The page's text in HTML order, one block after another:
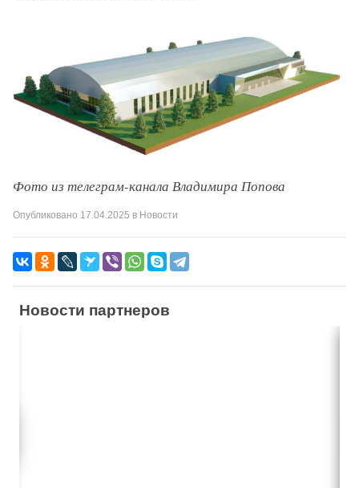
Фото из телеграм-канала Владимира Попова
Опубликовано 17.04.2025 в Новости
Новости партнеров